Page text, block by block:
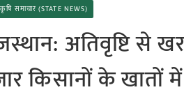
कृषि समाचार (STATE NEWS)
अतिवृष्टि से
किसानों के खातों